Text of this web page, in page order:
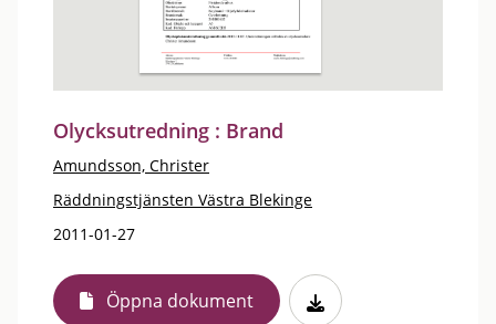
Olycksutredning : Brand
Amundsson, Christer
Räddningstjänsten Västra Blekinge
2011-01-27
Öppna dokument